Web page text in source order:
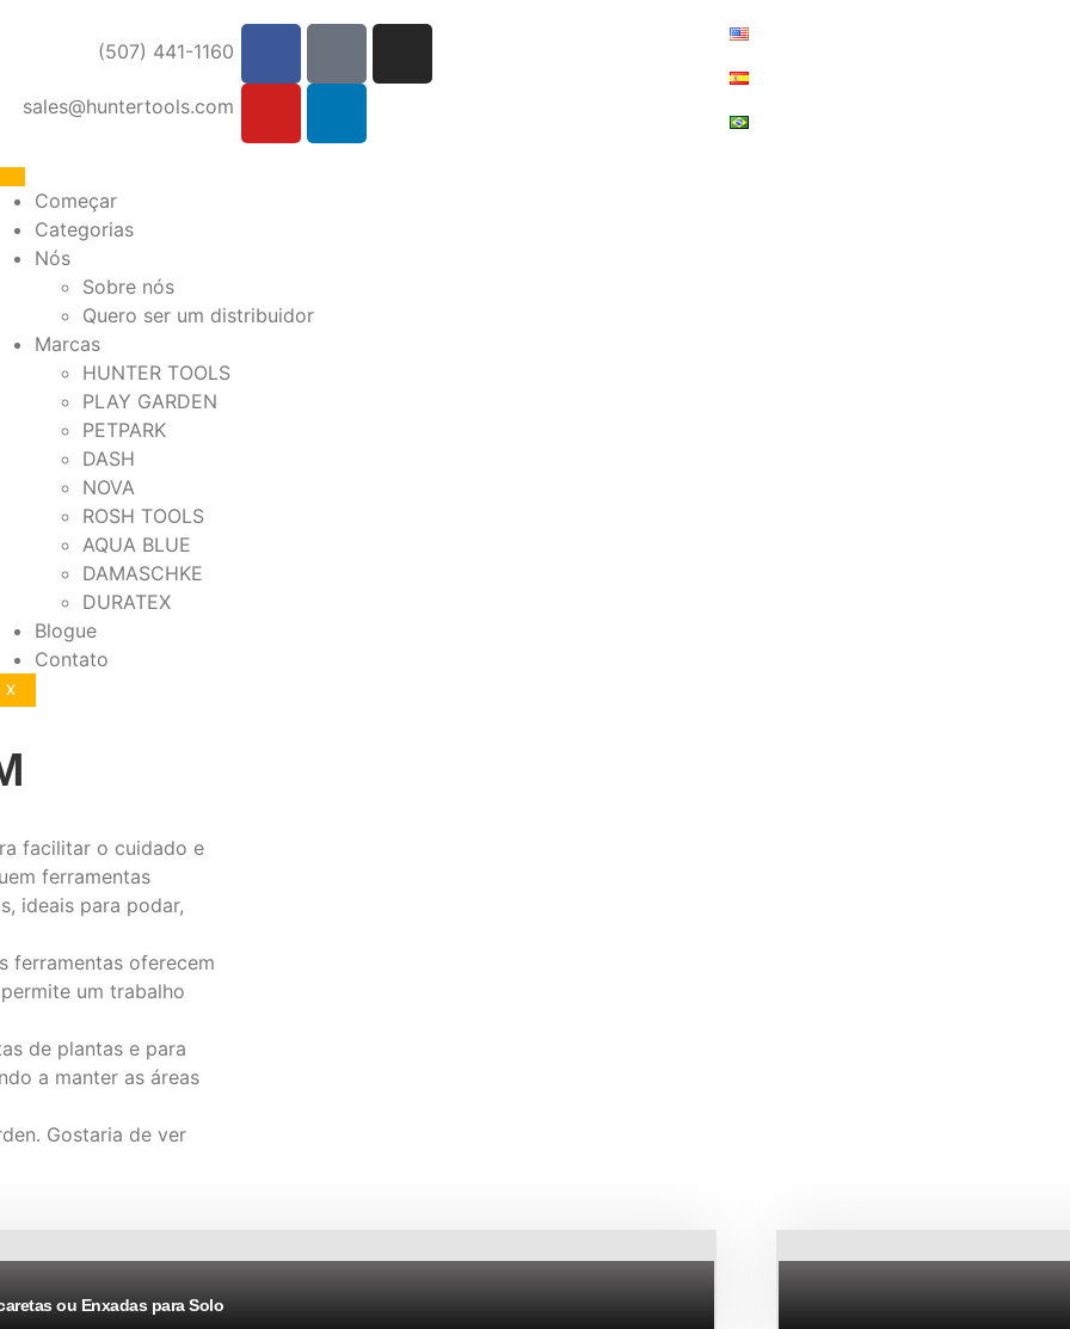
(507) 441-1160
sales@huntertools.com
Começar
Categorias
Nós
Sobre nós
Quero ser um distribuidor
Marcas
HUNTER TOOLS
PLAY GARDEN
PETPARK
DASH
NOVA
ROSH TOOLS
AQUA BLUE
DAMASCHKE
DURATEX
Blogue
Contato
X
facilitar o cuidado e
ferramentas
ideais para podar,
ferramentas oferecem
um trabalho
de plantas e para
a manter as áreas
Gostaria de ver
ou Enxadas para Solo